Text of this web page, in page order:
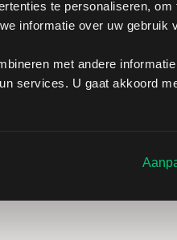
te personaliseren,
informatie over uw
met andere
services. U gaat akkoord